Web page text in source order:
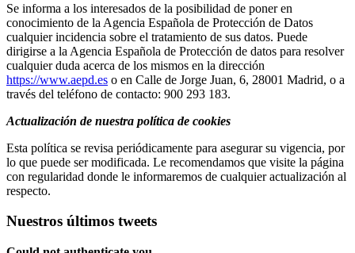
Se informa a los interesados de la posibilidad de poner en
conocimiento de la Agencia Española de Protección de Datos
cualquier incidencia sobre el tratamiento de sus datos. Puede
dirigirse a la Agencia Española de Protección de datos para resolver
cualquier duda acerca de los mismos en la dirección
https://www.aepd.es o en Calle de Jorge Juan, 6, 28001 Madrid, o a
través del teléfono de contacto: 900 293 183.
Actualización de nuestra política de cookies
Esta política se revisa periódicamente para asegurar su vigencia, por
lo que puede ser modificada. Le recomendamos que visite la página
con regularidad donde le informaremos de cualquier actualización al
respecto.
Nuestros últimos tweets